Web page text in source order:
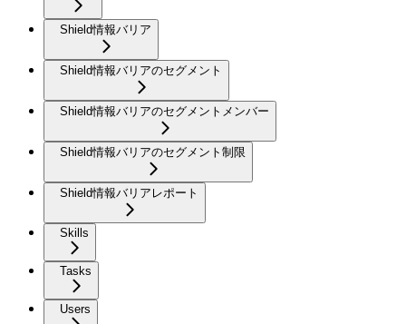
Shield情報バリア
Shield情報バリアのセグメント
Shield情報バリアのセグメントメンバー
Shield情報バリアのセグメント制限
Shield情報バリアレポート
Skills
Tasks
Users